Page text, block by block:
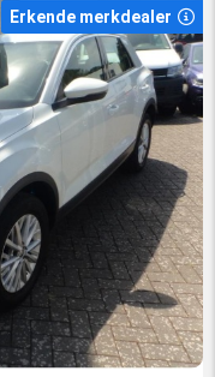
Erkende merkdealer